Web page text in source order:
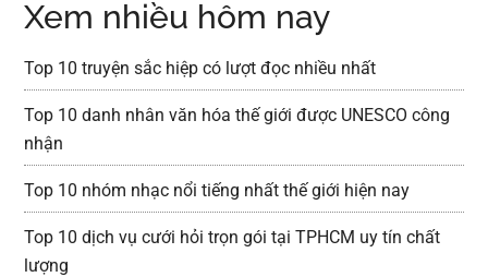
Xem nhiều hôm nay
Top 10 truyện sắc hiệp có lượt đọc nhiều nhất
Top 10 danh nhân văn hóa thế giới được UNESCO công
nhận
Top 10 nhóm nhạc nổi tiếng nhất thế giới hiện nay
Top 10 dịch vụ cưới hỏi trọn gói tại TPHCM uy tín chất
lượng